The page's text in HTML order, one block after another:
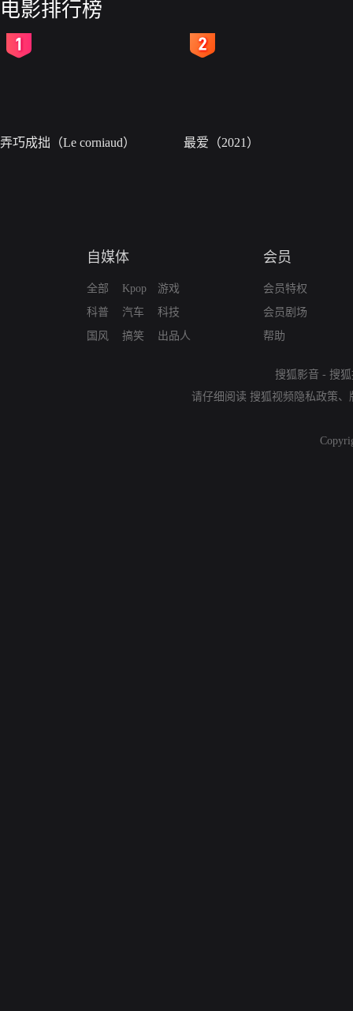
电影排行榜
弄巧成拙（Le corniaud） 最爱（2021）
自媒体
全部
科普
国风
Kpop
汽车
搞笑
游戏
科技
出品人
会员
会员特权
会员剧场
帮助
搜狐影音 - 搜
请仔细阅读 搜狐视频隐私政策、